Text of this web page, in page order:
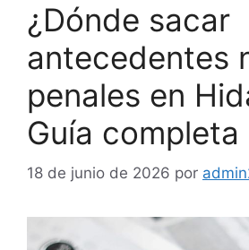
¿Dónde sacar
antecedentes
penales en
Guía
18 de junio de 2026 por